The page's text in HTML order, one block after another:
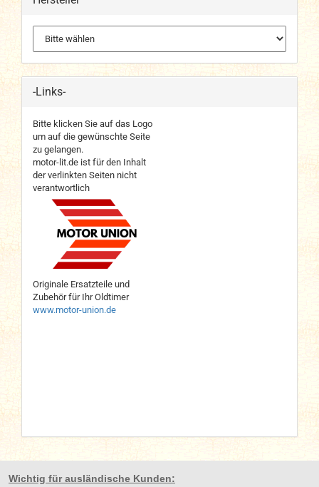
-Links-
Bitte klicken Sie auf das Logo
um auf die gewünschte Seite
zu gelangen.
motor-lit.de ist für den Inhalt
der verlinkten Seiten nicht
verantwortlich
Originale Ersatzteile und
Zubehör für Ihr Oldtimer
www.motor-union.de
Wichtig für ausländische Kunden: